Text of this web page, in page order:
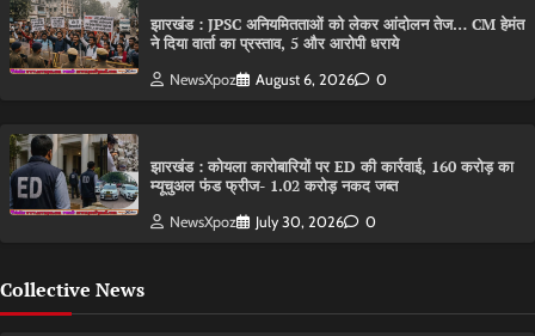
झारखंड : JPSC अनियमितताओं को लेकर आंदोलन तेज… CM हेमंत
ने दिया वार्ता का प्रस्ताव, 5 और आरोपी धराये
NewsXpoz August 6, 2026 0
झारखंड : कोयला कारोबारियों पर ED की कार्रवाई, 160 करोड़ का
म्यूचुअल फंड फ्रीज- 1.02 करोड़ नकद जब्त
NewsXpoz July 30, 2026 0
Collective News